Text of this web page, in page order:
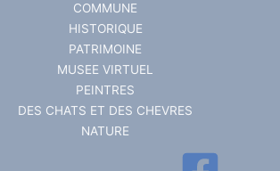
COMMUNE
HISTORIQUE
PATRIMOINE
MUSEE VIRTUEL
PEINTRES
DES CHATS ET DES CHEVRES
NATURE